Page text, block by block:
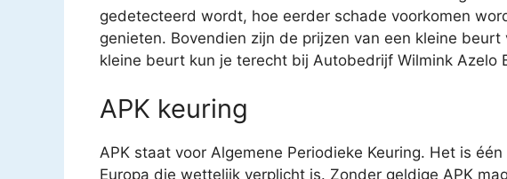
gedetecteerd wordt, hoe eerder schade voorkomen
genieten. Bovendien zijn de prijzen van een kleine
kleine beurt kun je terecht bij Autobedrijf Wilmink Azelo
APK keuring
APK staat voor Algemene Periodieke Keuring. Het is
Europa die wettelijk verplicht is. Zonder geldige APK